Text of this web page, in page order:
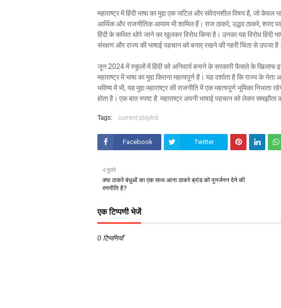
महाराष्ट्र में हिंदी भाषा का मुद्दा एक जटिल और संवेदनशील विषय है, जो
आर्थिक और राजनीतिक आयाम भी शामिल हैं। राज ठाकरे, उद्धव ठाकरे,
हिंदी के कथित थोपे जाने का खुलकर विरोध किया है। उनका यह विरोध हिंदी
संरक्षण और राज्य की भाषाई पहचान को बनाए रखने की गहरी चिंता से उपजा है।
जून 2024 में स्कूलों में हिंदी को अनिवार्य बनाने के सरकारी फैसले के खिलाफ
महाराष्ट्र में भाषा का मुद्दा कितना महत्वपूर्ण है। यह दर्शाता है कि राज्य के
भविष्य में भी, यह मुद्दा महाराष्ट्र की राजनीति में एक महत्वपूर्ण भूमिका
होता है। एक बात स्पष्ट है: महाराष्ट्र अपनी भाषाई पहचान को लेकर समझौता
Tags: current playlist
Facebook Twitter
पुराने
क्या ठाकरे बंधुओं का एक साथ आना ठाकरे ब्रांड को पुनर्जनन देने की
रणनीति है?
एक टिप्पणी भेजें
0 टिप्पणियाँ